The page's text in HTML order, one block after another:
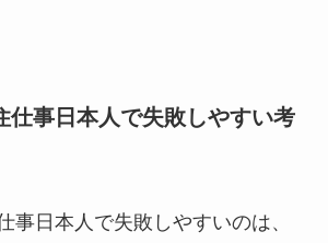
仕事日本人で失敗しやすい考
事日本人で失敗しやすいのは、